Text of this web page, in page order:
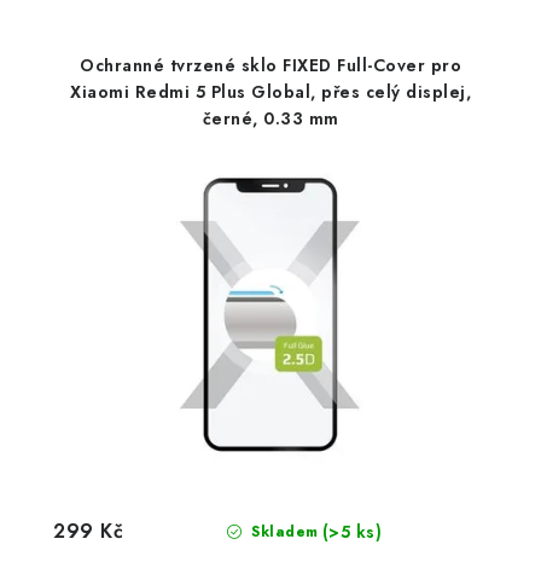
Ochranné tvrzené sklo FIXED Full-Cover pro
Xiaomi Redmi 5 Plus Global, přes celý displej,
černé, 0.33 mm
Skladem (>5 ks)
299 Kč